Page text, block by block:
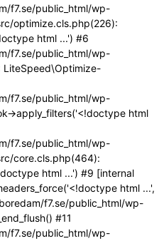
f7.se/public_html/wp-
optimize.cls.php(226):
html ...') #6
f7.se/public_html/wp-
f7.se/public_html/wp-
>apply_filters('<!doctype html
f7.se/public_html/wp-
core.cls.php(464):
html ...') #9 [internal
html ...',
f7.se/public_html/wp-
#11
f7.se/public_html/wp-